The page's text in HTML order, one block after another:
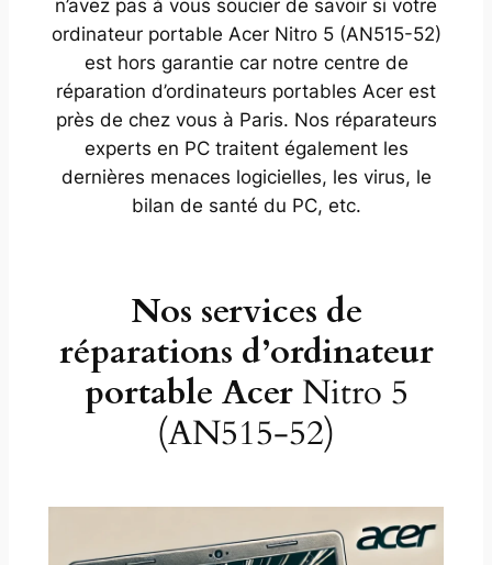
n’avez pas à vous soucier de savoir si votre
ordinateur portable Acer Nitro 5 (AN515-52)
est hors garantie car notre centre de
réparation d’ordinateurs portables Acer est
près de chez vous à Paris. Nos réparateurs
experts en PC traitent également les
dernières menaces logicielles, les virus, le
bilan de santé du PC, etc.
Nos services de
réparations d’ordinateur
portable AcerNitro 5
(AN515-52)